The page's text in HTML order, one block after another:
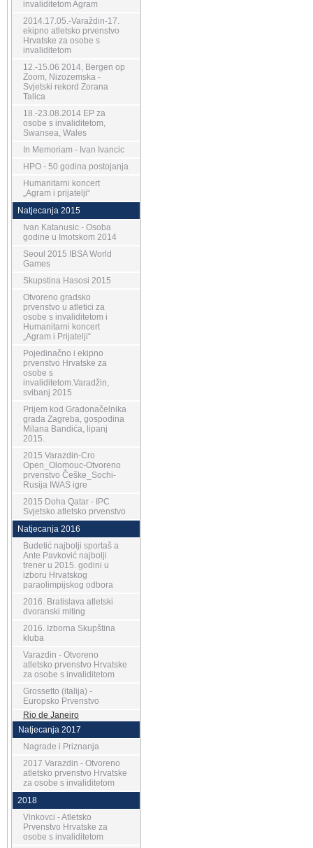
invaliditetom Agram
2014.17.05.-Varaždin-17.
ekipno atletsko prvenstvo
Hrvatske za osobe s
invaliditetom
12.-15.06 2014, Bergen op
Zoom, Nizozemska -
Svjetski rekord Zorana
Talica
18.-23.08.2014 EP za
osobe s invaliditetom,
Swansea, Wales
In Memoriam - Ivan Ivancic
HPO - 50 godina postojanja
Humanitarni koncert
„Agram i prijatelji“
Natjecanja 2015
Ivan Katanusic - Osoba
godine u Imotskom 2014
Seoul 2015 IBSA World
Games
Skupstina Hasosi 2015
Otvoreno gradsko
prvenstvo u atletici za
osobe s invaliditetom i
Humanitarni koncert
„Agram i Prijatelji“
Pojedinačno i ekipno
prvenstvo Hrvatske za
osobe s
invaliditetom.Varadžin,
svibanj 2015
Prijem kod Gradonačelnika
grada Zagreba, gospodina
Milana Bandića, lipanj
2015.
2015 Varazdin-Cro
Open_Olomouc-Otvoreno
prvenstvo Češke_Sochi-
Rusija IWAS igre
2015 Doha Qatar - IPC
Svjetsko atletsko prvenstvo
Natjecanja 2016
Budetić najbolji sportaš a
Ante Pavković najbolji
trener u 2015. godini u
izboru Hrvatskog
paraolimpijskog odbora
2016. Bratislava atletski
dvoranski miting
2016. Izborna Skupština
kluba
Varazdin - Otvoreno
atletsko prvenstvo Hrvatske
za osobe s invaliditetom
Grossetto (italija) -
Europsko Prvenstvo
Rio de Janeiro
Natjecanja 2017
Nagrade i Priznanja
2017 Varazdin - Otvoreno
atletsko prvenstvo Hrvatske
za osobe s invaliditetom
2018
Vinkovci - Atletsko
Prvenstvo Hrvatske za
osobe s invaliditetom